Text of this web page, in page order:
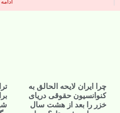
چرا ایران لایحه الحالق به
کنوانسیون حقوقی دریای
خزر را بعد از هشت سال